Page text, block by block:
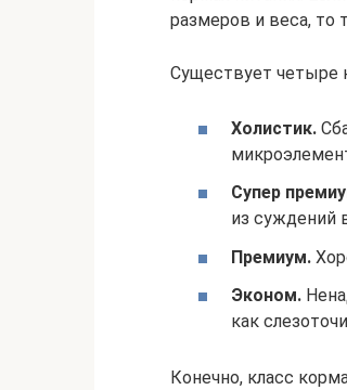
размеров и веса, то
Существует четыре
Холистик.
Супер
из суждений
Премиум.
Эконом.
как
Конечно, класс